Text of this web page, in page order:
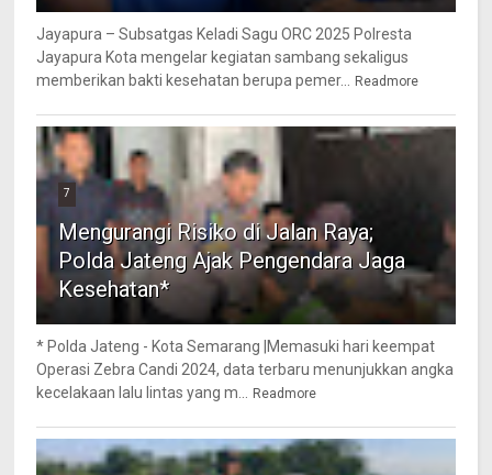
Jayapura – Subsatgas Keladi Sagu ORC 2025 Polresta
Jayapura Kota mengelar kegiatan sambang sekaligus
memberikan bakti kesehatan berupa pemer...
Readmore
7
Mengurangi Risiko di Jalan Raya;
Polda Jateng Ajak Pengendara Jaga
Kesehatan*
* Polda Jateng - Kota Semarang |Memasuki hari keempat
Operasi Zebra Candi 2024, data terbaru menunjukkan angka
kecelakaan lalu lintas yang m...
Readmore